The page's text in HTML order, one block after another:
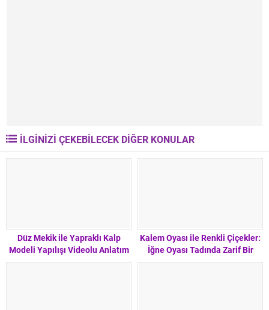
İLGİNİZİ ÇEKEBİLECEK DİĞER KONULAR
Düz Mekik ile Yapraklı Kalp
Modeli Yapılışı Videolu Anlatım
Kalem Oyası ile Renkli Çiçekler:
İğne Oyası Tadında Zarif Bir
Model